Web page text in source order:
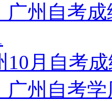
广州自考
10月自考
广州自考